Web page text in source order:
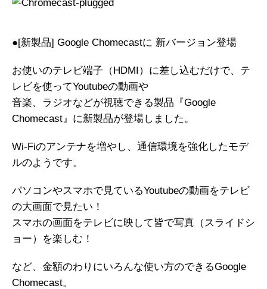
●[新製品] Google Chomecastに 新バージョン登場
お使いのテレビ端子（HDMI）に差し込むだけで、テ
レビを使ってYoutubeの動画や
音楽、ラジオなどが視聴できる製品『Google
Chomecast』に新製品が登場しました。
Wi-Fiのアンテナを増やし、通信環境を強化したモデ
ルのようです。
パソコンやスマホで見ているYoutubeの動画をテレビ
の大画面で見たい！
スマホの画面をテレビに映して皆で写真（スライドシ
ョー）を楽しむ！
など、金額のわりにいろんな使い方のできるGoogle
Chomecast。